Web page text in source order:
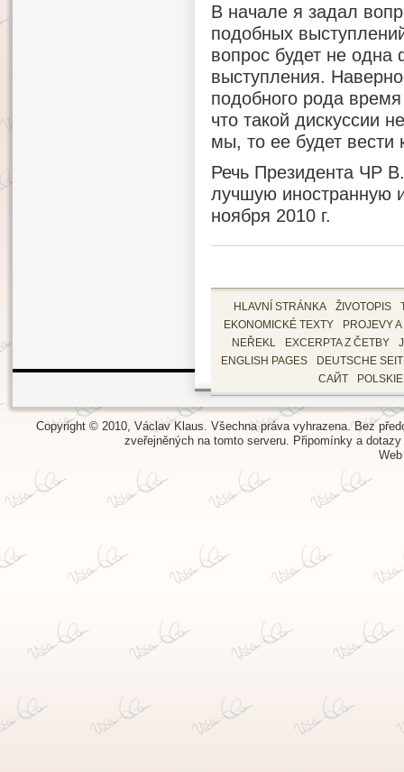
В начале я задал
подобных
вопрос будет не
выступления.
подобного рода
что такой дискуссии
мы, то ее будет вести
Речь Президента ЧР
лучшую иностранную
ноября 2010 г.
HLAVNÍ STRÁNKA ŽIVOTOPIS
EKONOMICKÉ TEXTY
PROJEVY
NEŘEKL
EXCERPTA Z ČETBY
ENGLISH PAGES
DEUTSCHE
САЙТ
Copyright © 2010, Václav Klaus. Všechna práva vyhrazena. Bez
zveřejněných na tomto serveru. Připomínky a